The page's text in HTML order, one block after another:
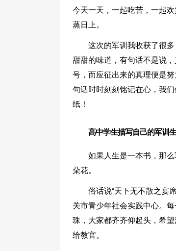
今天一天，一起吃苦，一起
蒸日上。
这次的军训我收获了很
甜甜的味道，有句话不是说
号，而应征出来的真理便是
句话时时刻刻铭记在心，我
纸！
高中学生描写自己的军训
如果人生是一本书，那
朵花。
俗话说“天下无不散之宴
关市青少年社会实践中心。
珠，大家都齐齐仰起头，希
给教官。